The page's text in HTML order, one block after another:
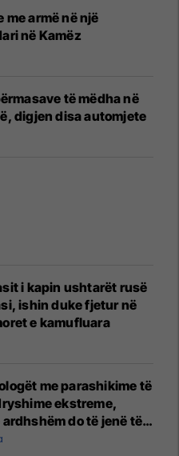
me armë në një
në Kamëz
të mëdha në
digjen disa automjete
i kapin ushtarët rusë
ishin duke fjetur në
e kamufluara
me parashikime të
ekstreme,
do të jenë të